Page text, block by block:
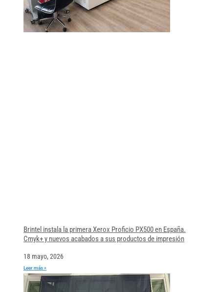
Brintel instala la primera Xerox Proficio PX500 en España.
Cmyk+ y nuevos acabados a sus productos de impresión
18 mayo, 2026
Leer más »